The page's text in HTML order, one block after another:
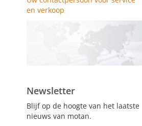
en verkoop
Newsletter
Blijf op de hoogte van het laatste
nieuws van motan.